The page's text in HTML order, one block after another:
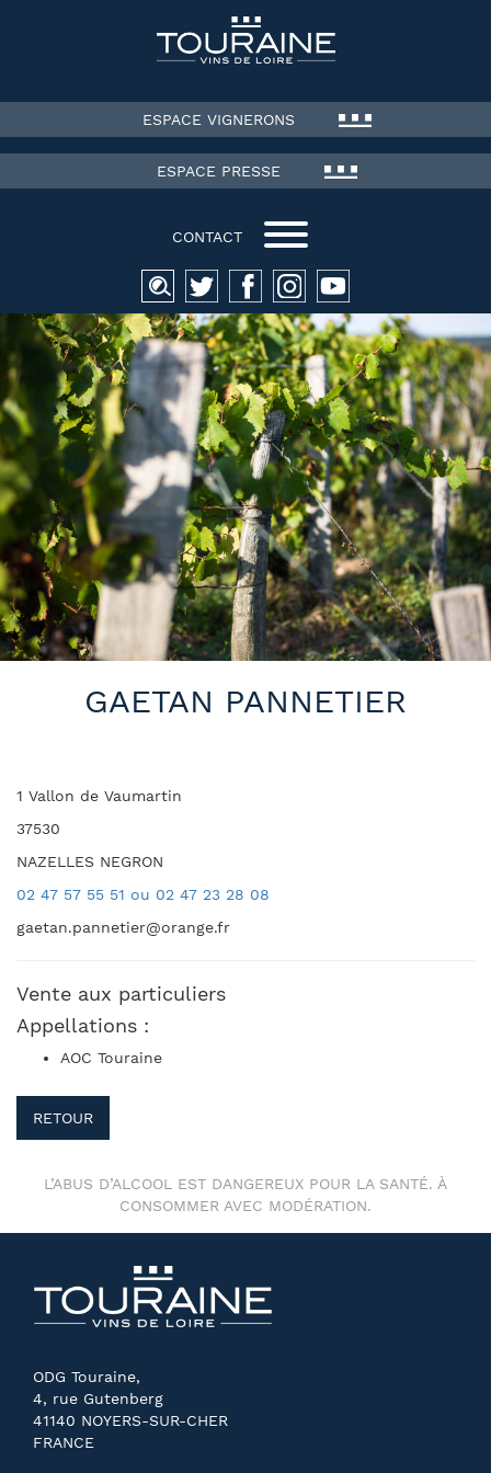
ESPACE VIGNERONS
ESPACE PRESSE
CONTACT
Recherche
pour :
GAETAN PANNETIER
1 Vallon de Vaumartin
37530
NAZELLES NEGRON
02 47 57 55 51 ou 02 47 23 28 08
gaetan.pannetier@orange.fr
Vente aux particuliers
Appellations :
AOC Touraine
RETOUR
L’ABUS D’ALCOOL EST DANGEREUX POUR LA SANTÉ. À
CONSOMMER AVEC MODÉRATION.
ODG Touraine,
4, rue Gutenberg
41140 NOYERS-SUR-CHER
FRANCE